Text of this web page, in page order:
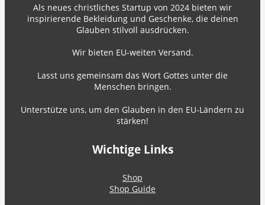
Als neues christliches Startup von 2024 bieten wir
inspirierende Bekleidung und Geschenke, die deinen
Glauben stilvoll ausdrücken.
Wir bieten EU-weiten Versand.
Lasst uns gemeinsam das Wort Gottes unter die
Menschen bringen.
Unterstütze uns, um den Glauben in den EU-Ländern zu
stärken!
Wichtige Links
Shop
Shop Guide